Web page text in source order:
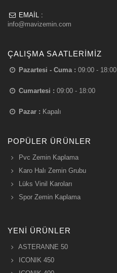
EMAIL :
info@mavizemin.com
ÇALIŞMA SAATLERIMIZ
Pazartesi - Cuma : 09:00 - 18:00
Cumartesi : 09:00 - 18:00
Pazar : Kapalı
POPÜLER ÜRÜNLER
Pvc Zemin Kaplama
Karo Halı Zemin Grubu
Lüks Vinil Karoları
Spor Zemin Kaplama
YENI ÜRÜNLER
ASTERANNE 50
ICONIK 450